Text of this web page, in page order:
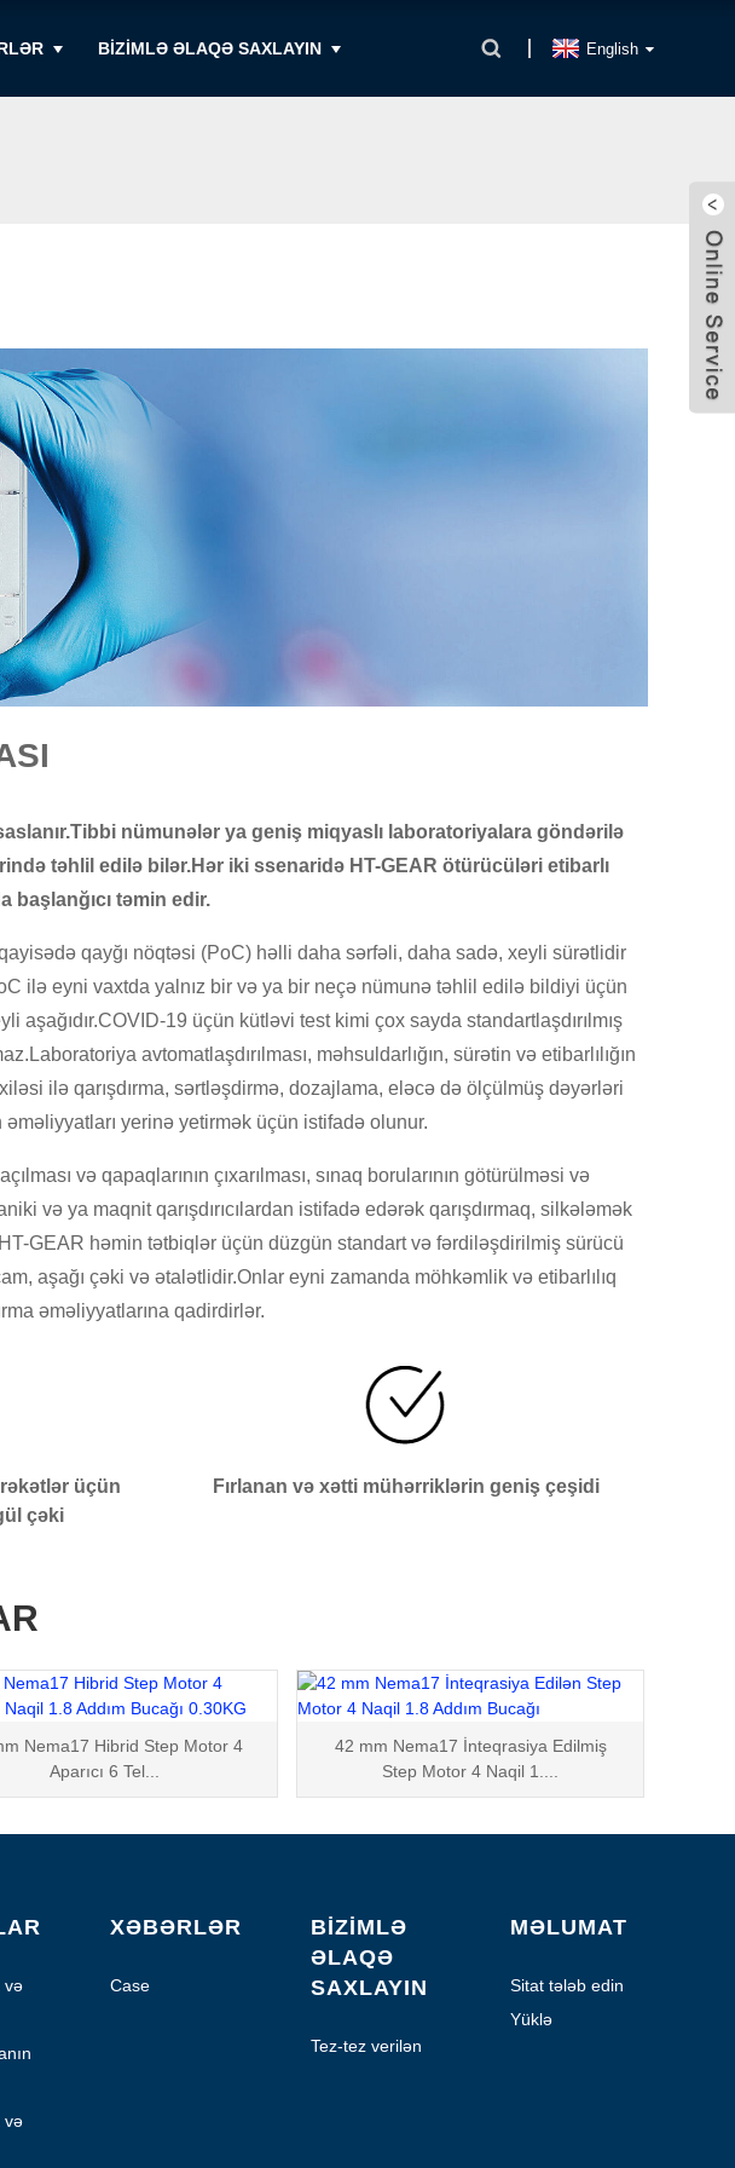
BIZIMLƏ ƏLAQƏ SAXLAYIN English
nümunələr ya geniş miqyaslı laboratoriyalara göndərilə
təhlil edilə bilər.Hər iki ssenaridə HT-GEAR ötürücüləri etibarlı
başlanğıcı təmin edir.
qayğı nöqtəsi (PoC) həlli daha sərfəli, daha sadə, xeyli sürətlidir
ilə eyni vaxtda yalnız bir və ya bir neçə nümunə təhlil edilə bildiyi üçün
19 üçün kütləvi test kimi çox sayda standartlaşdırılmış
avtomatlaşdırılması, məhsuldarlığın, sürətin və etibarlılığın
ilə qarışdırma, sərtləşdirmə, dozajlama, eləcə də ölçülmüş dəyərləri
yerinə yetirmək üçün istifadə olunur.
və qapaqlarının çıxarılması, sınaq borularının götürülməsi və
və ya maqnit qarışdırıcılardan istifadə edərək qarışdırmaq, silkələmək
GEAR həmin tətbiqlər üçün düzgün standart və fərdiləşdirilmiş sürücü
aşağı çəki və ətalətlidir.Onlar eyni zamanda möhkəmlik və etibarlılıq
əməliyyatlarına qadirdirlər.
üçün
çəki
Fırlanan və xətti mühərriklərin geniş çeşidi
Nema17 Hibrid Step Motor 4
Aparıcı 6 Tel...
42 mm Nema17 İnteqrasiya Edilmiş
Step Motor 4 Naqil 1....
və
və
XƏBƏRLƏR
Case
BIZIMLƏ
ƏLAQƏ
SAXLAYIN
Tez-tez verilən
MƏLUMAT
Sitat tələb edin
Yüklə